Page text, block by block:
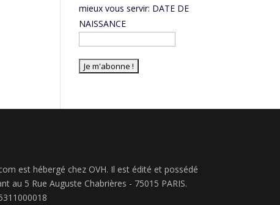
mieux vous servir: DATE DE
NAISSANCE
est hébergé chez OVH. Il est édité et possédé
au 5 Rue Auguste Chabrières - 75015 PARIS.